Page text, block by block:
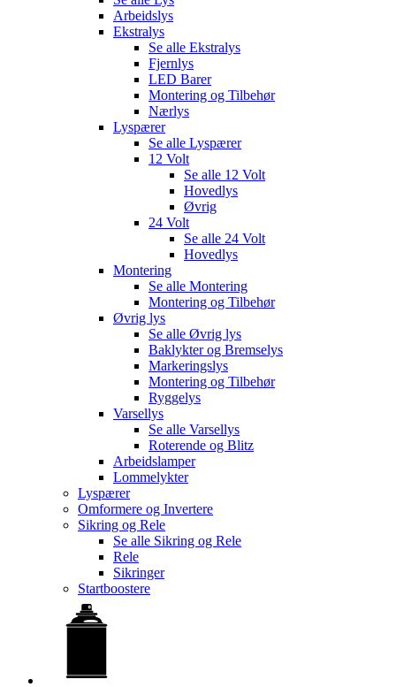
Arbeidslys
Ekstralys
Se alle Ekstralys
Fjernlys
LED Barer
Montering og Tilbehør
Nærlys
Lyspærer
Se alle Lyspærer
12 Volt
Se alle 12 Volt
Hovedlys
Øvrig
24 Volt
Se alle 24 Volt
Hovedlys
Montering
Se alle Montering
Montering og Tilbehør
Øvrig lys
Se alle Øvrig lys
Baklykter og Bremselys
Markeringslys
Montering og Tilbehør
Ryggelys
Varsellys
Se alle Varsellys
Roterende og Blitz
Arbeidslamper
Lommelykter
Lyspærer
Omformere og Invertere
Sikring og Rele
Se alle Sikring og Rele
Rele
Sikringer
Startboostere